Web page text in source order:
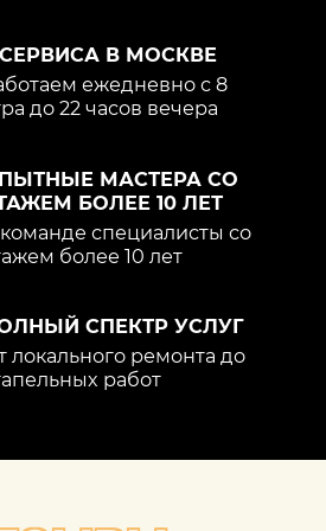
поэтому
выполнить 20
и мастик, с помощью
невидимая защитная
придает обшивке
Для более серьезных
средства и грунтовки,
смеси и
определяют
и количество слоев.
работают
В МОСКВЕ
ежедневно с 8
до 22 часов вечера
МАСТЕРА СО
БОЛЕЕ 10 ЛЕТ
специалисты со
более 10 лет
СПЕКТР УСЛУГ
локального ремонта до
работ